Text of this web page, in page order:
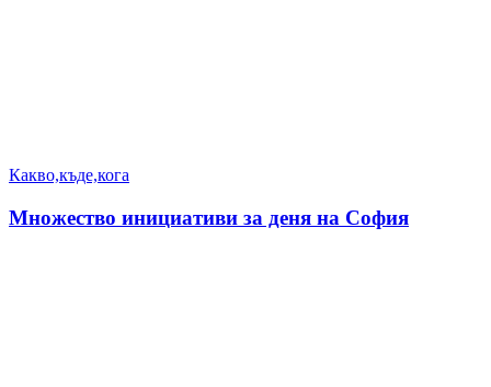
Какво,къде,кога
Множество инициативи за деня на София